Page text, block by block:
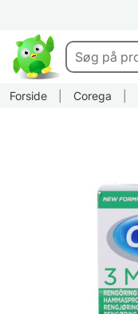
Forside Corega